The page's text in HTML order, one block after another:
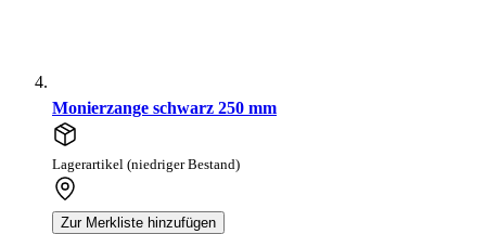
Monierzange schwarz 250 mm
Lagerartikel (niedriger Bestand)
Zur Merkliste hinzufügen